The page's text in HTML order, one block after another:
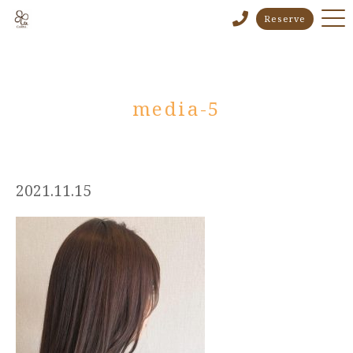
Reserve
media-5
2021.11.15